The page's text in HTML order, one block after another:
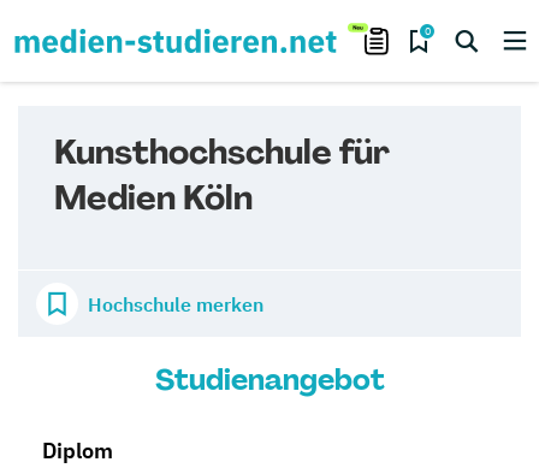
0
Kunsthochschule für
Medien Köln
Hochschule merken
Studienangebot
Diplom